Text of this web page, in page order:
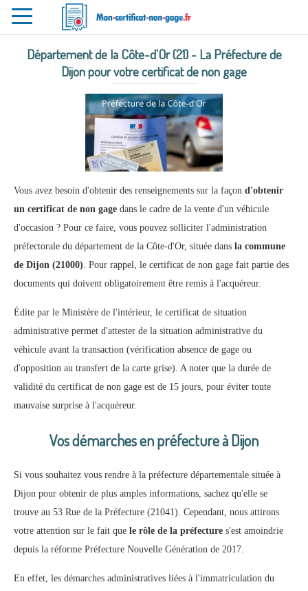
Toggle
navigation
Département de la Côte-d'Or (21) - La Préfecture de
Dijon pour votre certificat de non gage
Vous avez besoin d'obtenir des renseignements sur la façon d'obtenir
un certificat de non gage dans le cadre de la vente d'un véhicule
d'occasion ? Pour ce faire, vous pouvez solliciter l'administration
préfectorale du département de la Côte-d'Or, située dans la commune
de Dijon (21000). Pour rappel, le certificat de non gage fait partie des
documents qui doivent obligatoirement être remis à l'acquéreur.
Édite par le Ministère de l'intérieur, le certificat de situation
administrative permet d'attester de la situation administrative du
véhicule avant la transaction (vérification absence de gage ou
d'opposition au transfert de la carte grise). A noter que la durée de
validité du certificat de non gage est de 15 jours, pour éviter toute
mauvaise surprise à l'acquéreur.
Vos démarches en préfecture à Dijon
Si vous souhaitez vous rendre à la préfecture départementale située à
Dijon pour obtenir de plus amples informations, sachez qu'elle se
trouve au 53 Rue de la Préfecture (21041). Cependant, nous attirons
votre attention sur le fait que le rôle de la préfecture s'est amoindrie
depuis la réforme Préfecture Nouvelle Génération de 2017.
En effet, les démarches administratives liées à l'immatriculation du